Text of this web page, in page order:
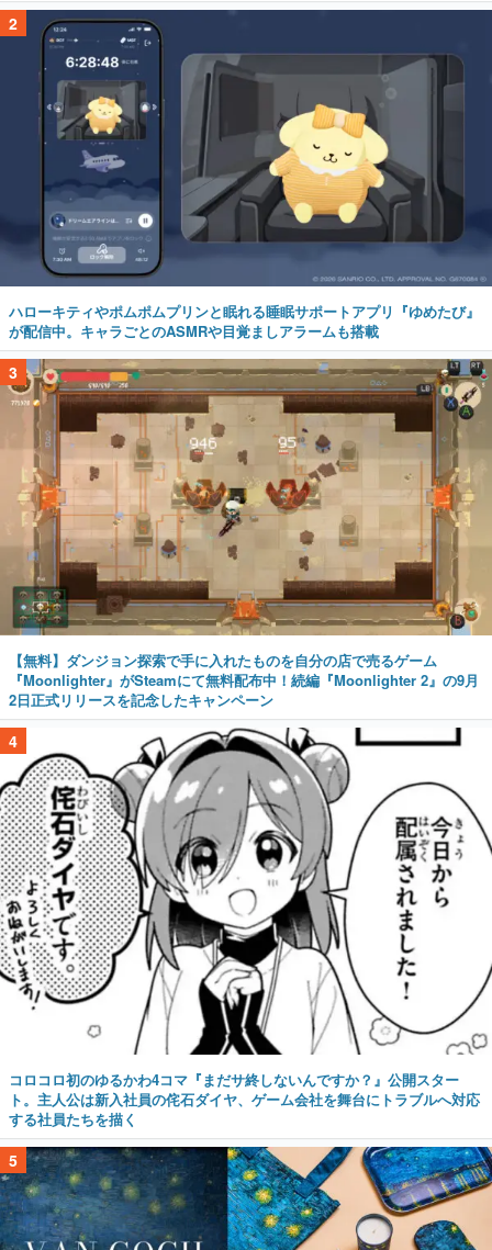
2
ハローキティやポムポムプリンと眠れる睡眠サポートアプリ『ゆめたび』
が配信中。キャラごとのASMRや目覚ましアラームも搭載
3
【無料】ダンジョン探索で手に入れたものを自分の店で売るゲーム
『Moonlighter』がSteamにて無料配布中！続編『Moonlighter 2』の9月
2日正式リリースを記念したキャンペーン
4
コロコロ初のゆるかわ4コマ『まだサ終しないんですか？』公開スター
ト。主人公は新入社員の侘石ダイヤ、ゲーム会社を舞台にトラブルへ対応
する社員たちを描く
5